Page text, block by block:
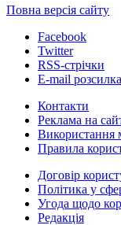
Повна версія сайту
Facebook
Twitter
RSS-стрічки
E-mail розсилка
Контакти
Реклама на
Використання
Правила
Договір
Політика у
Угода щодо
Редакція